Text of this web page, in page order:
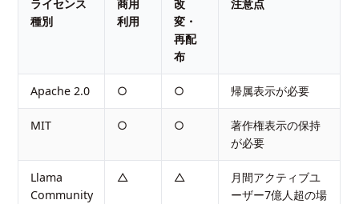
ライセンス
種別
商用
利用
改
変・
再配
布
注意点
Apache 2.0 ○ ○ 帰属表示が必要
MIT ○ ○
著作権表示の保持
が必要
Llama
Community
△ △
月間アクティブユ
ーザー7億人超の場